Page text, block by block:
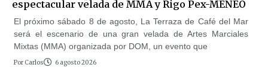
espectacular velada de MMA y Rigo Pex-MENEO
El próximo sábado 8 de agosto, La Terraza de Café del Mar
será el escenario de una gran velada de Artes Marciales
Mixtas (MMA) organizada por DOM, un evento que
Por Carlos 6 agosto 2026